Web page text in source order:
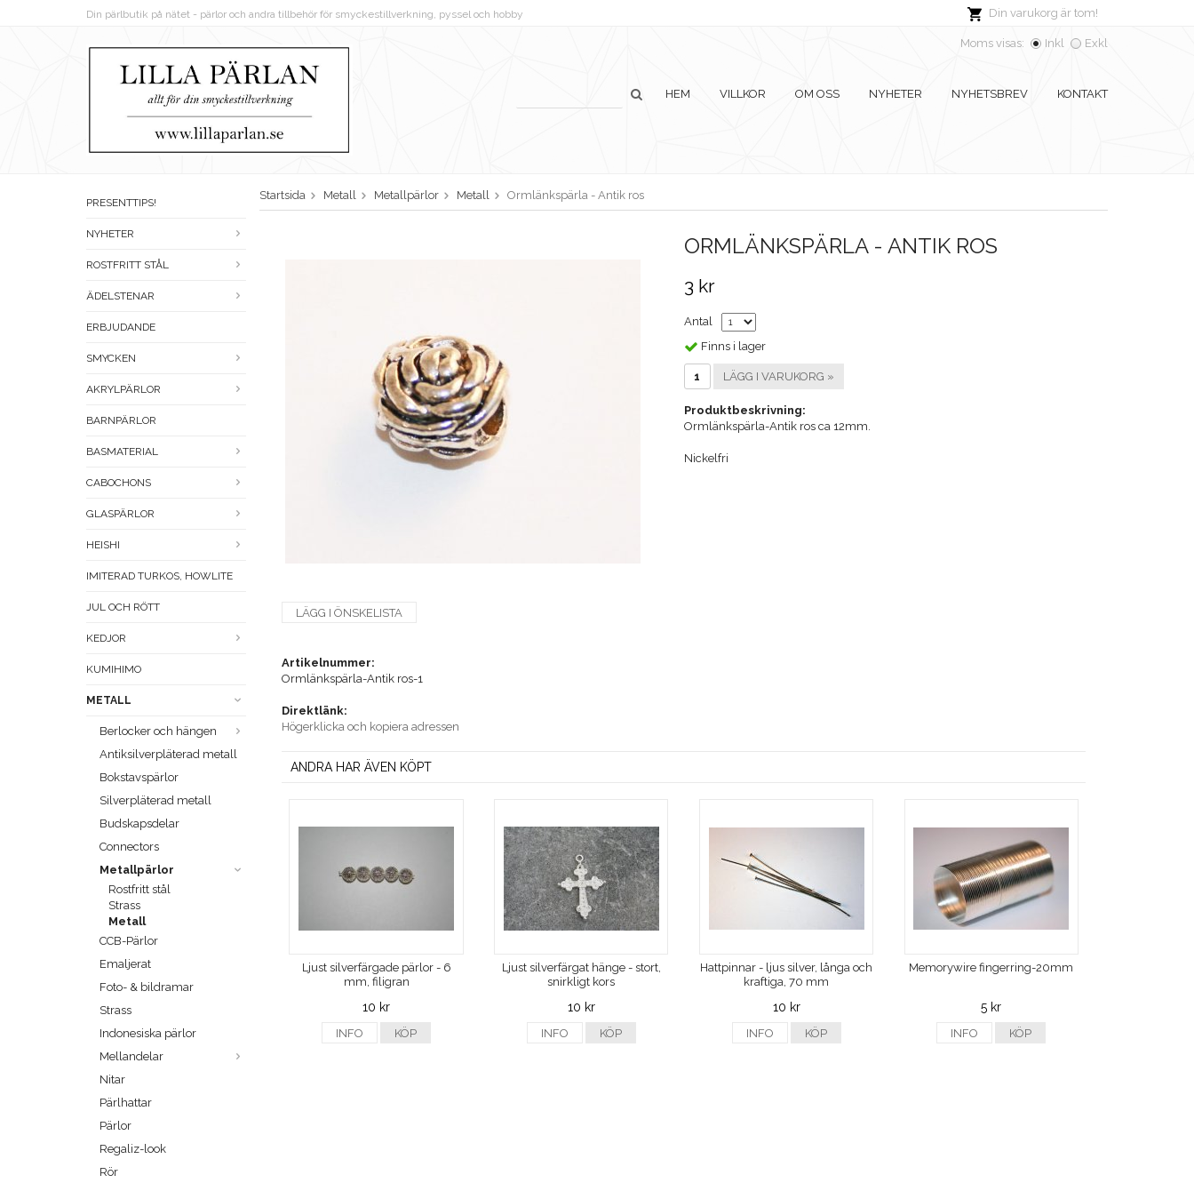
Din varukorg är tom!
Din pärlbutik på nätet - pärlor och andra tillbehör för smyckestillverkning, pyssel och hobby
Moms visas: Inkl Exkl
HEM VILLKOR OM OSS NYHETER NYHETSBREV KONTAKT
PRESENTTIPS!
NYHETER
ROSTFRITT STÅL
ÄDELSTENAR
ERBJUDANDE
SMYCKEN
AKRYLPÄRLOR
BARNPÄRLOR
BASMATERIAL
CABOCHONS
GLASPÄRLOR
HEISHI
IMITERAD TURKOS, HOWLITE
JUL OCH RÖTT
KEDJOR
KUMIHIMO
METALL
Berlocker och hängen
Antiksilverpläterad metall
Bokstavspärlor
Silverpläterad metall
Budskapsdelar
Connectors
Metallpärlor
Rostfritt stål
Strass
Metall
CCB-Pärlor
Emaljerat
Foto- & bildramar
Strass
Indonesiska pärlor
Mellandelar
Nitar
Pärlhattar
Pärlor
Regaliz-look
Rör
Startsida Metall Metallpärlor Metall Ormlänkspärla - Antik ros
ORMLÄNKSPÄRLA - ANTIK ROS
3 kr
Antal
Finns i lager
LÄGG I VARUKORG »
Produktbeskrivning:
Ormlänkspärla-Antik ros ca 12mm.
Nickelfri
LÄGG I ÖNSKELISTA
Artikelnummer:
Ormlänkspärla-Antik ros-1
Direktlänk:
Högerklicka och kopiera adressen
ANDRA HAR ÄVEN KÖPT
Ljust silverfärgade pärlor - 6
mm, filigran
10 kr
INFO KÖP
Ljust silverfärgat hänge - stort,
snirkligt kors
10 kr
INFO KÖP
Hattpinnar - ljus silver, långa och
kraftiga, 70 mm
10 kr
INFO KÖP
Memorywire fingerring-20mm
5 kr
INFO KÖP